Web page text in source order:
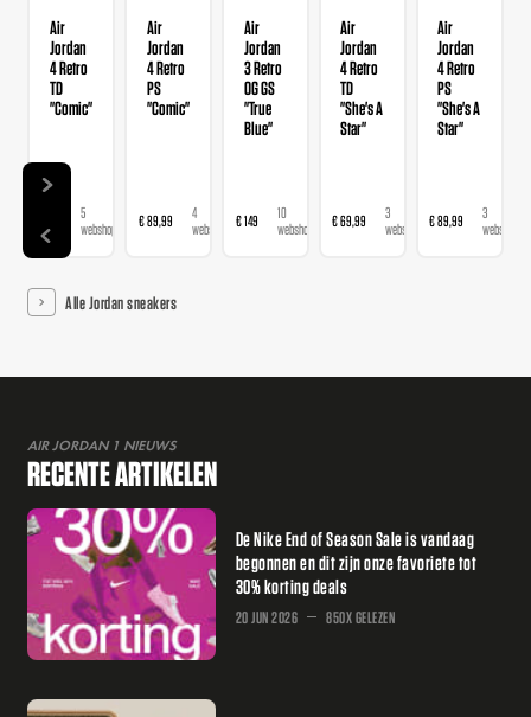
Air
Jordan
4 Retro
TD
"Comic"
5
webshops
Air
Jordan
4 Retro
PS
"Comic"
€ 89,99
4
webshops
Air
Jordan
3 Retro
OG GS
"True
Blue"
€ 149
10
webshops
Air
Jordan
4 Retro
TD
"She's A
Star"
€ 69,99
3
webshops
Air
Jordan
4 Retro
PS
"She's A
Star"
€ 89,99
3
webshops
Alle Jordan sneakers
AIR JORDAN 1 NIEUWS
RECENTE ARTIKELEN
De Nike End of Season Sale is vandaag
begonnen en dit zijn onze favoriete tot
30% korting deals
20 JUN 2026 850X GELEZEN